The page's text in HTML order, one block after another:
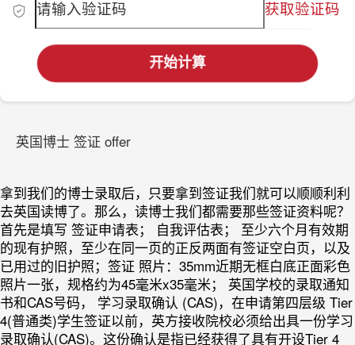
获取验证码
开始计算
英国博士 签证 offer
拿到我们的博士录取后，只要拿到签证我们就可以顺顺利利
去英国读博了。那么，读博士我们都需要那些签证资料呢？
首先是填写 签证申请表； 自我评估表； 至少六个月有效期
的现有护照，至少在同一页的正反两面有签证空白页，以及
已用过的旧护照；签证 照片：35mm近期无框白底正面彩色
照片一张，规格约为45毫米x35毫米； 英国学校的录取通知
书和CAS号码， 学习录取确认 (CAS)，在申请第四层级 Tier
4(普通类)学生签证以前，英方接收院校必须给出具一份学习
录取确认(CAS)。这份确认是指已经获得了具有开设Tier 4